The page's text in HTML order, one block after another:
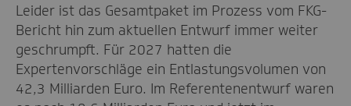
Leider ist das Gesamtpaket im Prozess vom FKG-
Bericht hin zum aktuellen Entwurf immer weiter
geschrumpft. Für 2027 hatten die
Expertenvorschläge ein Entlastungsvolumen von
42,3 Milliarden Euro. Im Referentenentwurf waren